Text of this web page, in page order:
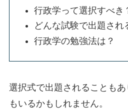
行政学って選択すべき
どんな試験で出題され
行政学の勉強法は？
選択式で出題されることも
もいるかもしれません。